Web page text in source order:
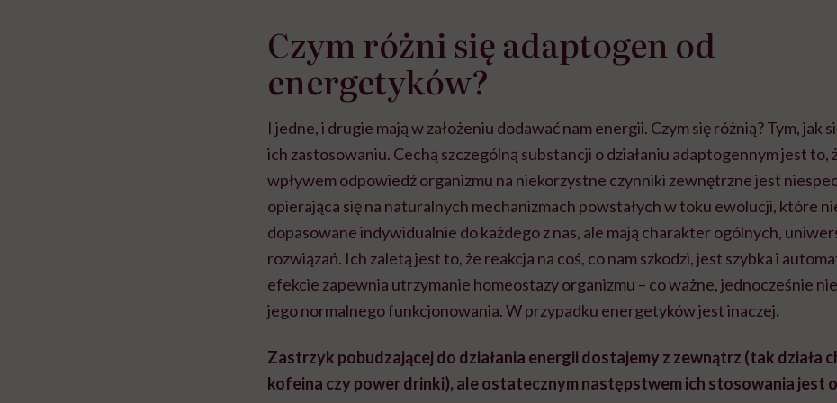
Czym różni się adaptogen od
energetyków?
I jedne, i drugie mają w założeniu dodawać nam energii. Czym się różnią? Tym, jak
ich zastosowaniu. Cechą szczególną substancji o działaniu adaptogennym jest to,
wpływem odpowiedź organizmu na niekorzystne czynniki zewnętrzne jest
opierająca się na naturalnych mechanizmach powstałych w toku ewolucji, które
dopasowane indywidualnie do każdego z nas, ale mają charakter ogólnych,
rozwiązań. Ich zaletą jest to, że reakcja na coś, co nam szkodzi, jest szybka i
efekcie zapewnia utrzymanie homeostazy organizmu – co ważne, jednocześnie
jego normalnego funkcjonowania. W przypadku energetyków jest inaczej.
Zastrzyk pobudzającej do działania energii dostajemy z zewnątrz (tak działa
kofeina czy power drinki), ale ostatecznym następstwem ich stosowania jest